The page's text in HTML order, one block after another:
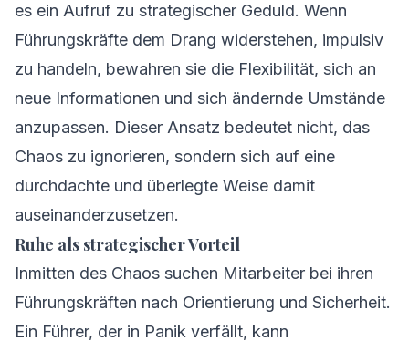
es ein Aufruf zu strategischer Geduld. Wenn
Führungskräfte dem Drang widerstehen, impulsiv
zu handeln, bewahren sie die Flexibilität, sich an
neue Informationen und sich ändernde Umstände
anzupassen. Dieser Ansatz bedeutet nicht, das
Chaos zu ignorieren, sondern sich auf eine
durchdachte und überlegte Weise damit
auseinanderzusetzen.
Ruhe als strategischer Vorteil
Inmitten des Chaos suchen Mitarbeiter bei ihren
Führungskräften nach Orientierung und Sicherheit.
Ein Führer, der in Panik verfällt, kann